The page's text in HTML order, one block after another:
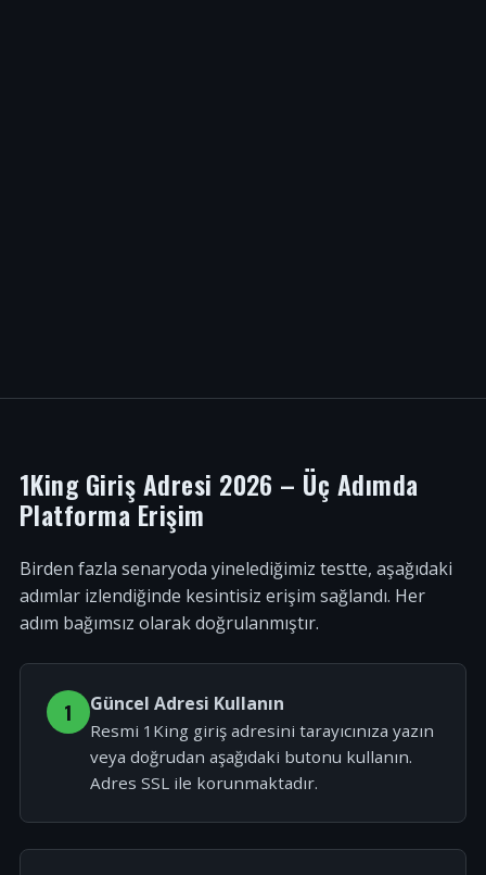
1King Giriş Adresi 2026 – Üç Adımda
Platforma Erişim
Birden fazla senaryoda yinelediğimiz testte, aşağıdaki
adımlar izlendiğinde kesintisiz erişim sağlandı. Her
adım bağımsız olarak doğrulanmıştır.
1 Güncel Adresi Kullanın
Resmi 1King giriş adresini tarayıcınıza yazın
veya doğrudan aşağıdaki butonu kullanın.
Adres SSL ile korunmaktadır.